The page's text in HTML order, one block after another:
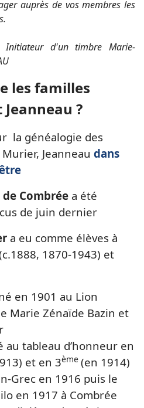
auprès de vos membres les
Initiateur d'un timbre Marie-
les familles
?
la généalogie des
Jeanneau dans
Combrée a été
de juin dernier
a eu comme élèves à
1870-1943) et
en 1901 au Lion
Marie Zénaïde Bazin et
au tableau d’honneur en
et en 3ème (en 1914)
Grec en 1916 puis le
en 1917 à Combrée